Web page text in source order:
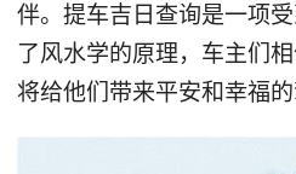
伴。提车吉日查询是一项
了风水学的原理，车主们
将给他们带来平安和幸福的